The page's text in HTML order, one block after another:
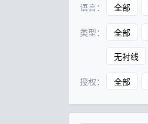
语言： 全部
类型： 全部
无衬线
授权： 全部